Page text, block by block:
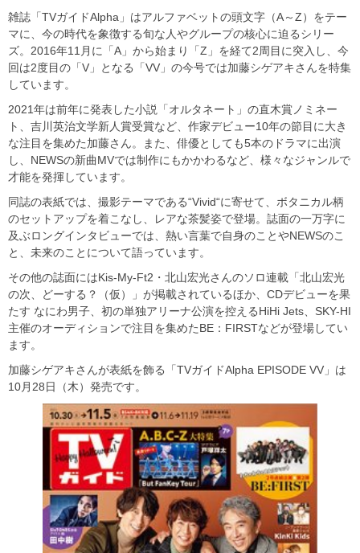
雑誌「TVガイドAlpha」はアルファベットの頭文字（A～Z）をテー
マに、今の時代を象徴する旬な人やグループの核心に迫るシリー
ズ。2016年11月に「A」から始まり「Z」を経て2周目に突入し、今
回は2度目の「V」となる「VV」の今号では加藤シゲアキさんを特集
しています。
2021年は前年に発表した小説「オルタネート」の直木賞ノミネー
ト、吉川英治文学新人賞受賞など、作家デビュー10年の節目に大き
な注目を集めた加藤さん。また、俳優としても5本のドラマに出演
し、NEWSの新曲MVでは制作にもかかわるなど、様々なジャンルで
才能を発揮しています。
同誌の表紙では、撮影テーマである“Vivid“に寄せて、ボタニカル柄
のセットアップを着こなし、レアな茶髪姿で登場。誌面の一万字に
及ぶロングインタビューでは、熱い言葉で自身のことやNEWSのこ
と、未来のことについて語っています。
その他の誌面にはKis-My-Ft2・北山宏光さんのソロ連載「北山宏光
の次、どーする？（仮）」が掲載されているほか、CDデビューを果
たす なにわ男子、初の単独アリーナ公演を控えるHiHi Jets、SKY-HI
主催のオーディションで注目を集めたBE：FIRSTなどが登場してい
ます。
加藤シゲアキさんが表紙を飾る「TVガイドAlpha EPISODE VV」は
10月28日（木）発売です。